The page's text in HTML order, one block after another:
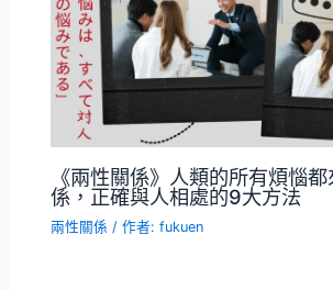
《兩性關係》人類的所有煩惱
係，正確與人相處的9大方法
兩性關係 / 作者:fukuen